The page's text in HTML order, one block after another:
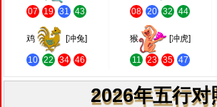
07 19 31 43 08 20 32 44
鸡 [冲兔]
10 22 34 46
猴 [冲虎]
11 23 35 47
2026年五行对